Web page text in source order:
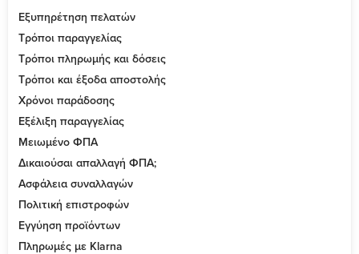
Εξυπηρέτηση πελατών
Τρόποι παραγγελίας
Τρόποι πληρωμής και δόσεις
Τρόποι και έξοδα αποστολής
Χρόνοι παράδοσης
Εξέλιξη παραγγελίας
Μειωμένο ΦΠΑ
Δικαιούσαι απαλλαγή ΦΠΑ;
Ασφάλεια συναλλαγών
Πολιτική επιστροφών
Εγγύηση προϊόντων
Πληρωμές με Klarna